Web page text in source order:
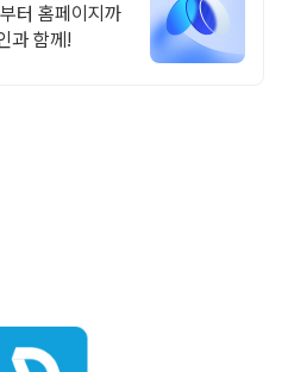
터 홈페이지까
과 함께!